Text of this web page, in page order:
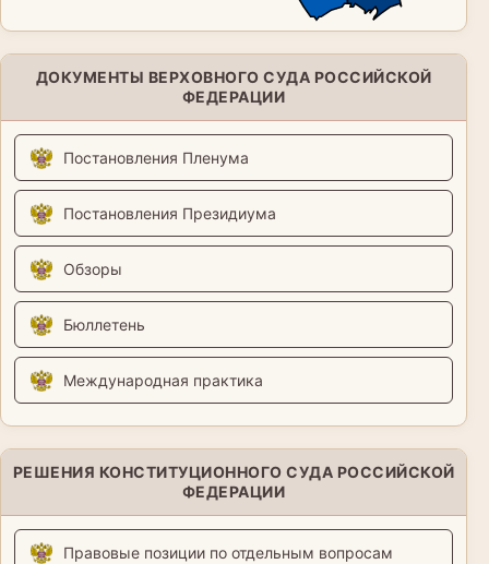
ДОКУМЕНТЫ ВЕРХОВНОГО СУДА РОССИЙСКОЙ
ФЕДЕРАЦИИ
Постановления Пленума
Постановления Президиума
Обзоры
Бюллетень
Международная практика
РЕШЕНИЯ КОНСТИТУЦИОННОГО СУДА РОССИЙСКОЙ
ФЕДЕРАЦИИ
Правовые позиции по отдельным вопросам